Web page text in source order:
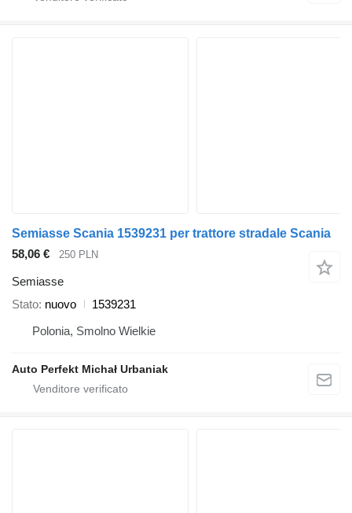
Semiasse Scania 1539231 per trattore stradale Scania
58,06 €
250 PLN
Semiasse
Stato nuovo
1539231
Polonia, Smolno Wielkie
Auto Perfekt Michał Urbaniak